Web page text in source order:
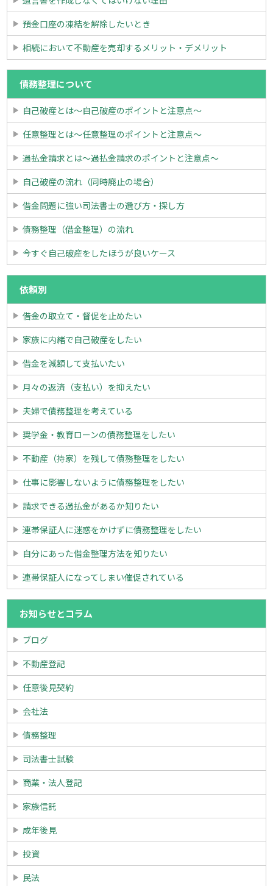
預金口座の凍結を解除したいとき
相続において不動産を売却するメリット・デメリット
債務整理について
自己破産とは～自己破産のポイントと注意点～
任意整理とは～任意整理のポイントと注意点～
過払金請求とは～過払金請求のポイントと注意点～
自己破産の流れ（同時廃止の場合）
借金問題に強い司法書士の選び方・探し方
債務整理（借金整理）の流れ
今すぐ自己破産をしたほうが良いケース
依頼別
借金の取立て・督促を止めたい
家族に内緒で自己破産をしたい
借金を減額して支払いたい
月々の返済（支払い）を抑えたい
夫婦で債務整理を考えている
奨学金・教育ローンの債務整理をしたい
不動産（持家）を残して債務整理をしたい
仕事に影響しないように債務整理をしたい
請求できる過払金があるか知りたい
連帯保証人に迷惑をかけずに債務整理をしたい
自分にあった借金整理方法を知りたい
連帯保証人になってしまい催促されている
お知らせとコラム
ブログ
不動産登記
任意後見契約
会社法
債務整理
司法書士試験
商業・法人登記
家族信託
成年後見
投資
民法